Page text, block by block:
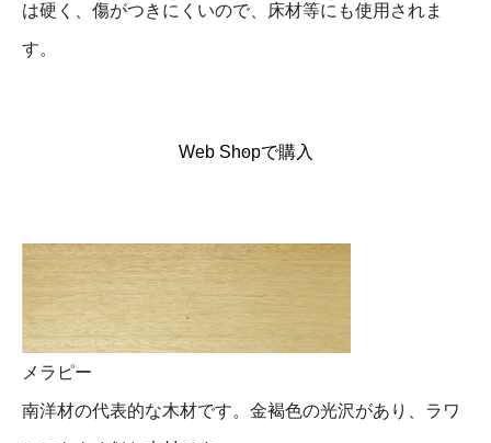
は硬く、傷がつきにくいので、床材等にも使用されま
す。
Web Shopで購入
メラピー
南洋材の代表的な木材です。金褐色の光沢があり、ラワ